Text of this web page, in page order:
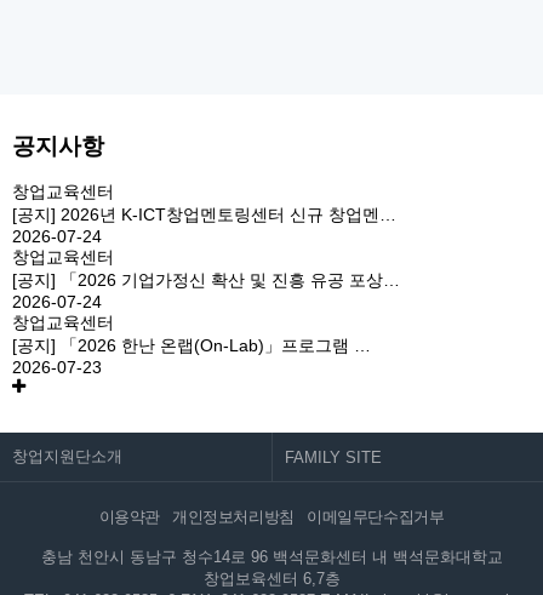
공지사항
창업교육센터
[공지] 2026년 K-ICT창업멘토링센터 신규 창업멘…
2026-07-24
창업교육센터
[공지]
「2026 기업가정신 확산 및 진흥 유공 포상…
2026-07-24
창업교육센터
[공지]
「2026 한난 온랩(On-Lab)」프로그램 …
2026-07-23
창업지원단소개
이용약관 개인정보처리방침 이메일무단수집거부
충남 천안시 동남구 청수14로 96 백석문화센터 내 백석문화대학교
창업보육센터 6,7층